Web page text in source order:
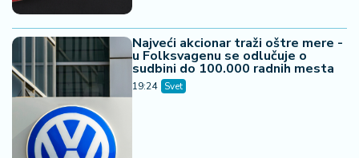
Najveći akcionar traži oštre mere -
u Folksvagenu se odlučuje o
sudbini do 100.000 radnih mesta
19:24 Svet